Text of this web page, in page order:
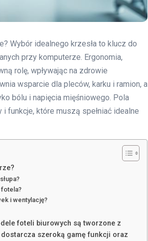
Wybór idealnego krzesła to klucz do
przy komputerze. Ergonomia,
rolę, wpływając na zdrowie
wsparcie dla pleców, karku i ramion, a
bólu i napięcia mięśniowego. Pola
funkcje, które muszą spełniać idealne
i wentylację?
foteli biurowych są tworzone z
szeroką gamę funkcji oraz